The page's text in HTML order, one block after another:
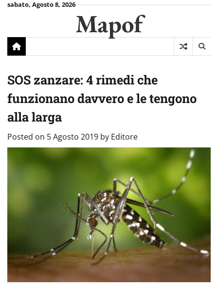
Skipsabato, Agosto 8, 2026
Mapof
SOS zanzare: 4 rimedi che
funzionano davvero e le tengono
alla larga
Posted on 5 Agosto 2019 by Editore